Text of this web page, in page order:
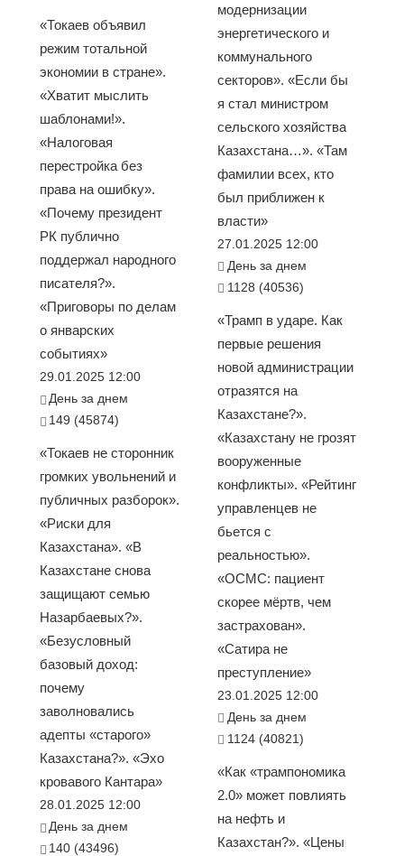
«Токаев объявил
режим тотальной
экономии в стране».
«Хватит мыслить
шаблонами!».
«Налоговая
перестройка без
права на ошибку».
«Почему президент
РК публично
поддержал народного
писателя?».
«Приговоры по делам
о январских
событиях»
29.01.2025 12:00
День за днем
149 (45874)
«Токаев не сторонник
громких увольнений и
публичных разборок».
«Риски для
Казахстана». «В
Казахстане снова
защищают семью
Назарбаевых?».
«Безусловный
базовый доход:
почему
заволновались
адепты «старого»
Казахстана?». «Эхо
кровавого Кантара»
28.01.2025 12:00
День за днем
140 (43496)
модернизации
энергетического и
коммунального
секторов». «Если бы
я стал министром
сельского хозяйства
Казахстана…». «Там
фамилии всех, кто
был приближен к
власти»
27.01.2025 12:00
День за днем
1128 (40536)
«Трамп в ударе. Как
первые решения
новой администрации
отразятся на
Казахстане?».
«Казахстану не грозят
вооруженные
конфликты». «Рейтинг
управленцев не
бьется с
реальностью».
«ОСМС: пациент
скорее мёртв, чем
застрахован».
«Сатира не
преступление»
23.01.2025 12:00
День за днем
1124 (40821)
«Как «трампономика
2.0» может повлиять
на нефть и
Казахстан?». «Цены